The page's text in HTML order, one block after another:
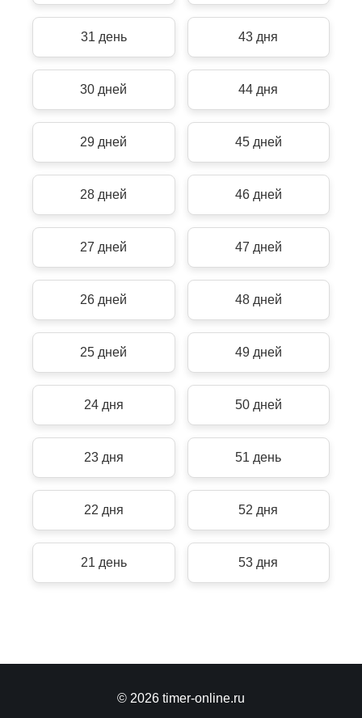
31 день 43 дня
30 дней 44 дня
29 дней 45 дней
28 дней 46 дней
27 дней 47 дней
26 дней 48 дней
25 дней 49 дней
24 дня 50 дней
23 дня 51 день
22 дня 52 дня
21 день 53 дня
© 2026 timer-online.ru